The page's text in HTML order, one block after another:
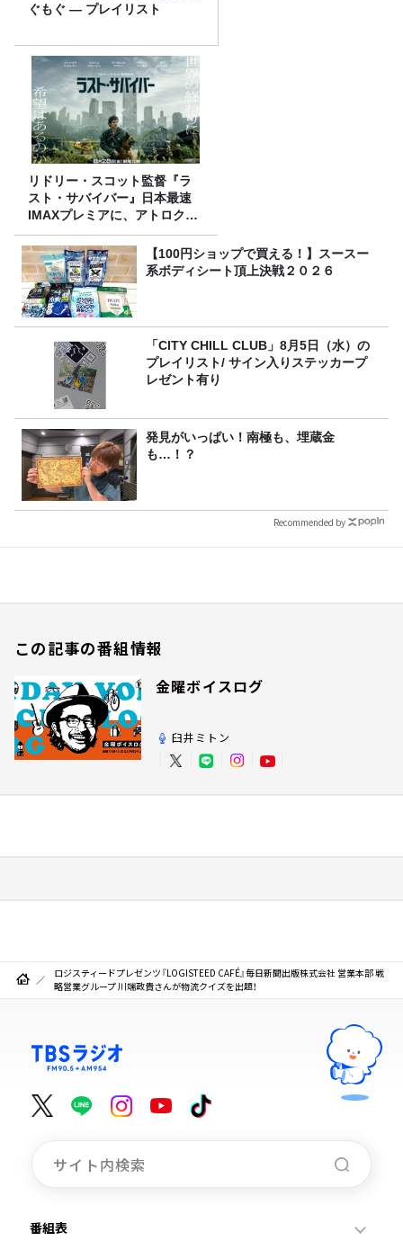
ぐもぐ ― プレイリスト
リドリー・スコット監督『ラ
スト・サバイバー』日本最速
IMAXプレミアに、アトロクリ
スナー60名をご招待！
【100円ショップで買える！】スースー
系ボディシート頂上決戦２０２６
「CITY CHILL CLUB」8月5日（水）の
プレイリスト/ サイン入りステッカープ
レゼント有り
発見がいっぱい！南極も、埋蔵金
も…！？
Recommended by
この記事の番組情報
金曜ボイスログ
臼井ミトン
ロジスティードプレゼンツ『LOGISTEED CAFÉ』毎日新聞出版株式会社 営業本部 戦
略営業グループ 川端政貴さんが物流クイズを出題！
番組表